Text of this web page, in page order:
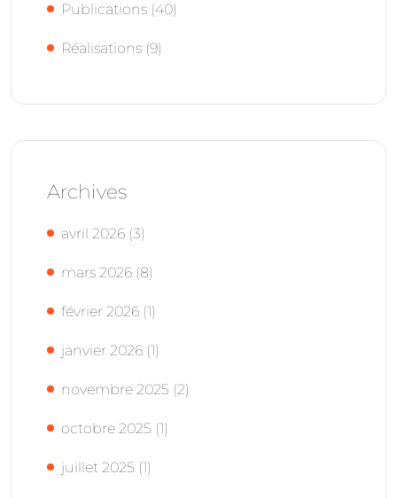
Publications (40)
Réalisations (9)
Archives
avril 2026 (3)
mars 2026 (8)
février 2026 (1)
janvier 2026 (1)
novembre 2025 (2)
octobre 2025 (1)
juillet 2025 (1)